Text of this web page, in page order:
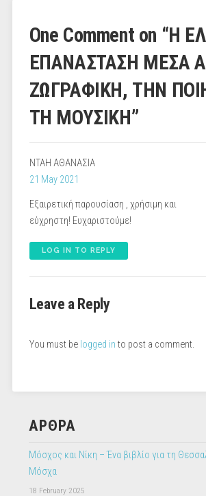
One Comment on “Η
ΕΠΑΝΑΣΤΑΣΗ ΜΕΣΑ
ΖΩΓΡΑΦΙΚΗ, ΤΗΝ
ΤΗ ΜΟΥΣΙΚΗ”
ΝΤΑΗ ΑΘΑΝΑΣΙΑ
21 May 2021
Εξαιρετική παρουσίαση , χρήσιμη και
εύχρηστη! Ευχαριστούμε!
LOG IN TO REPLY
Leave a Reply
You must be logged in to post a comment.
ΑΡΘΡΑ
Μόσχος και Νίκη – Ένα βιβλίο για τη
Μόσχα
18 February 2025